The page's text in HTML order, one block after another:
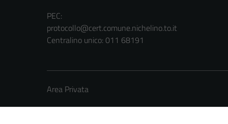
PEC:
protocollo@cert.comune.nichelino.to.it
Centralino unico: 011 68191
Area Privata